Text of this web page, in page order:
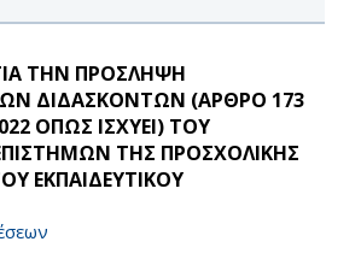
ΤΗΝ ΠΡΟΣΛΗΨΗ
ΔΙΔΑΣΚΟΝΤΩΝ (ΑΡΘΡΟ 173
ΟΠΩΣ ΙΣΧΥΕΙ) ΤΟΥ
ΤΗΣ ΠΡΟΣΧΟΛΙΚΗΣ
ΕΚΠΑΙΔΕΥΤΙΚΟΥ